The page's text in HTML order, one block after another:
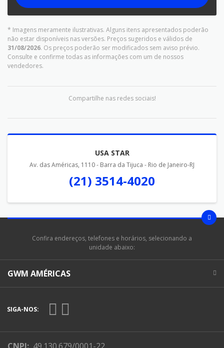
* Imagens meramente ilustrativas. Alguns itens apresentados poderão
não estar disponíveis nas versões. Preços sugeridos e válidos de
31/08/2026. Os preços poderão ser modificados sem aviso prévio.
Consulte e confirme todas as informações com um de nossos
vendedores.
Compartilhe nas redes sociais!
USA STAR
Av. das Américas, 1110 - Barra da Tijuca - Rio de Janeiro-RJ
(21) 3514-4020
Confira endereços, telefones e horários, selecionando a
unidade abaixo:
GWM AMÉRICAS
SIGA-NOS: